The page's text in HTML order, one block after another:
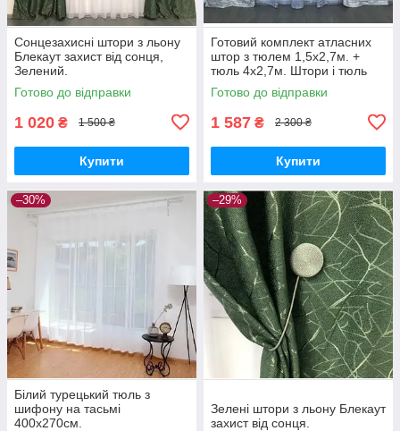
Сонцезахисні штори з льону
Блекаут захист від сонця,
Зелений.
Готово до відправки
1 020 ₴ 1 500 ₴
Купити
Готовий комплект атласних
штор з тюлем 1,5x2,7м. +
тюль 4x2,7м. Штори і тюль
принт
Готово до відправки
1 587 ₴ 2 300 ₴
Купити
–30%
Білий турецький тюль з
шифону на тасьмі
400х270см.
–29%
Зелені штори з льону Блекаут
захист від сонця.